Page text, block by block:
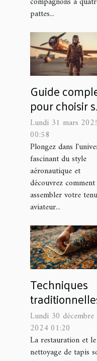
pattes...
Guide
pour choisir
tenue
idéale
Lundi 31 mars
00:58
Plongez dans
fascinant du style
aéronautique et
découvrez comment
assembler votre
aviateur...
Techniques
pour la
restauration et
le nettoyage de
Lundi 30 décembre
2024 01:20
La restauration et le
nettoyage de tapis